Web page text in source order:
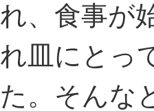
れ、食事が
れ皿にとっ
た。そんな